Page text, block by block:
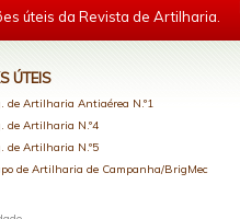
úteis da Revista de Artilharia.
ÚTEIS
de Artilharia Antiaérea N.º1
de Artilharia N.º4
de Artilharia N.º5
de Artilharia de Campanha/BrigMec